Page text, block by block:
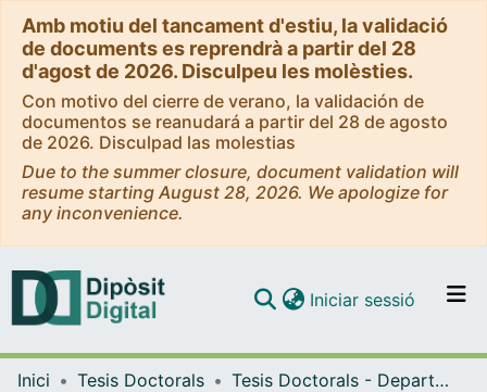
Amb motiu del tancament d'estiu, la validació
de documents es reprendrà a partir del 28
d'agost de 2026. Disculpeu les molèsties.
Con motivo del cierre de verano, la validación de
documentos se reanudará a partir del 28 de agosto
de 2026. Disculpad las molestias
Due to the summer closure, document validation will
resume starting August 28, 2026. We apologize for
any inconvenience.
Navega per tot el DD
Iniciar sessió (current)
Inici Tesis Doctorals
Tesis Doctorals - Departament - Bioquímica i Biologia Molecular (Divisió III)